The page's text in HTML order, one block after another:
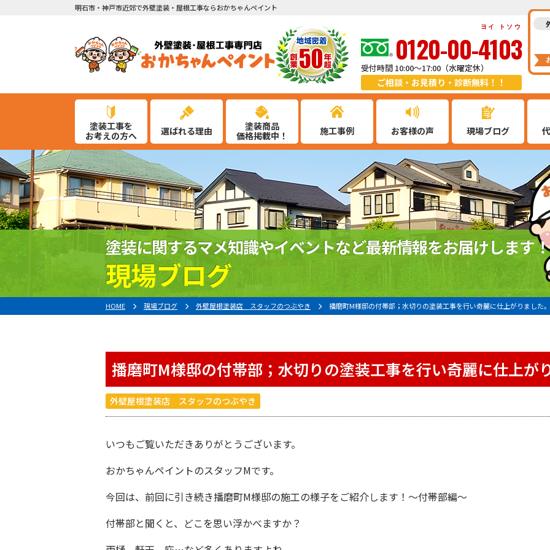
明石市・神戸市近郊で外壁塗装・屋根工事ならおかちゃんペイント
0120-00-4103
ヨイ トソウ
受付時間 10:00～17:00（水曜定休）
ご相談・お見積り・診断無料！！
塗装工事を
お考えの方へ
選ばれる理由
塗装商品
価格掲載中！
施工事例 お客様の声 現場ブログ
塗装に関するマメ知識やイベントなど最新情報をお届けします！
現場ブログ
HOME 現場ブログ 外壁屋根塗装店 スタッフのつぶやき 播磨町M様邸の付帯部；水切りの塗装工事を行い奇麗に仕上がりました。
播磨町M様邸の付帯部；水切りの塗装工事を行い奇麗に仕上が
外壁屋根塗装店 スタッフのつぶやき
いつもご覧いただきありがとうございます。
おかちゃんペイントのスタッフMです。
今回は、前回に引き続き播磨町M様邸の施工の様子をご紹介します！〜付帯部編〜
付帯部と聞くと、どこを思い浮かべますか？